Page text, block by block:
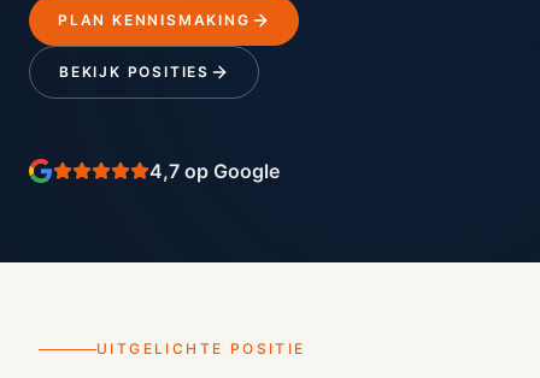
PLAN KENNISMAKING
BEKIJK POSITIES
4,7 op Google
UITGELICHTE POSITIE